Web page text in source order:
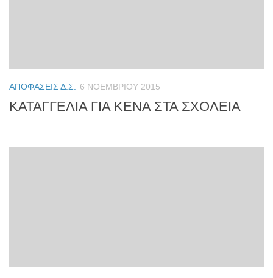
ΑΠΟΦΆΣΕΙΣ Δ.Σ. 6 ΝΟΕΜΒΡΊΟΥ 2015
ΚΑΤΑΓΓΕΛΙΑ ΓΙΑ ΚΕΝΑ ΣΤΑ ΣΧΟΛΕΙΑ